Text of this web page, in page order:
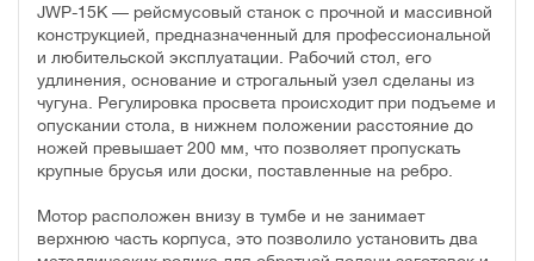
JWP-15K — рейсмусовый станок с прочной и массивной
конструкцией, предназначенный для профессиональной
и любительской эксплуатации. Рабочий стол, его
удлинения, основание и строгальный узел сделаны из
чугуна. Регулировка просвета происходит при подъеме и
опускании стола, в нижнем положении расстояние до
ножей превышает 200 мм, что позволяет пропускать
крупные брусья или доски, поставленные на ребро.
Мотор расположен внизу в тумбе и не занимает
верхнюю часть корпуса, это позволило установить два